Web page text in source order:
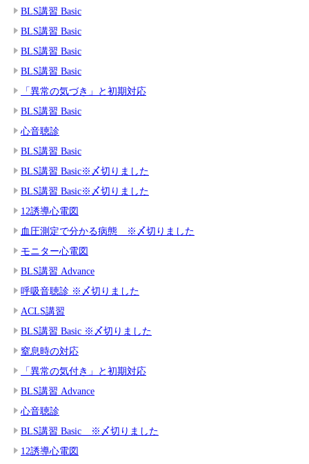
BLS講習 Basic
BLS講習 Basic
BLS講習 Basic
BLS講習 Basic
「異常の気づき」と初期対応
BLS講習 Basic
心音聴診
BLS講習 Basic
BLS講習 Basic※〆切りました
BLS講習 Basic※〆切りました
12誘導心電図
血圧測定で分かる病態 ※〆切りました
モニター心電図
BLS講習 Advance
呼吸音聴診 ※〆切りました
ACLS講習
BLS講習 Basic ※〆切りました
窒息時の対応
「異常の気付き」と初期対応
BLS講習 Advance
心音聴診
BLS講習 Basic ※〆切りました
12誘導心電図